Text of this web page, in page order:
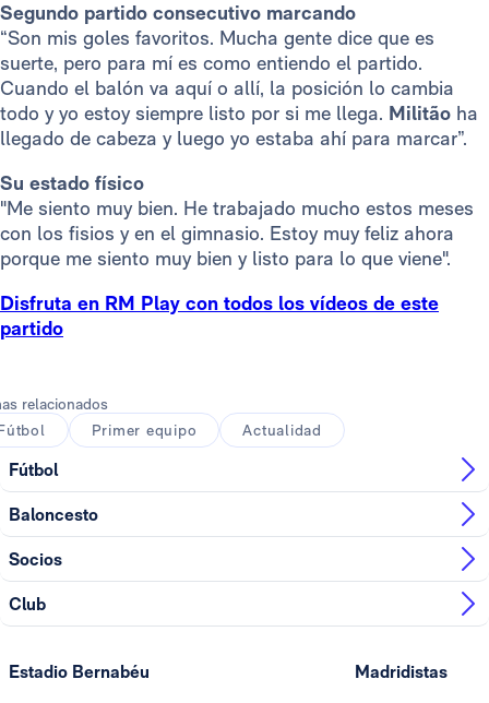
Segundo partido consecutivo marcando
“Son mis goles favoritos. Mucha gente dice que es
suerte, pero para mí es como entiendo el partido.
Cuando el balón va aquí o allí, la posición lo cambia
todo y yo estoy siempre listo por si me llega. Militão ha
llegado de cabeza y luego yo estaba ahí para marcar”.
Su estado físico
"Me siento muy bien. He trabajado mucho estos meses
con los fisios y en el gimnasio. Estoy muy feliz ahora
porque me siento muy bien y listo para lo que viene".
Disfruta en RM Play con todos los vídeos de este
partido
relacionados
Primer equipo Actualidad
Fútbol
Baloncesto
Socios
Club
Estadio Bernabéu Madridistas